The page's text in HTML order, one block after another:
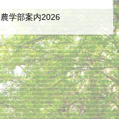
農学部案内2026